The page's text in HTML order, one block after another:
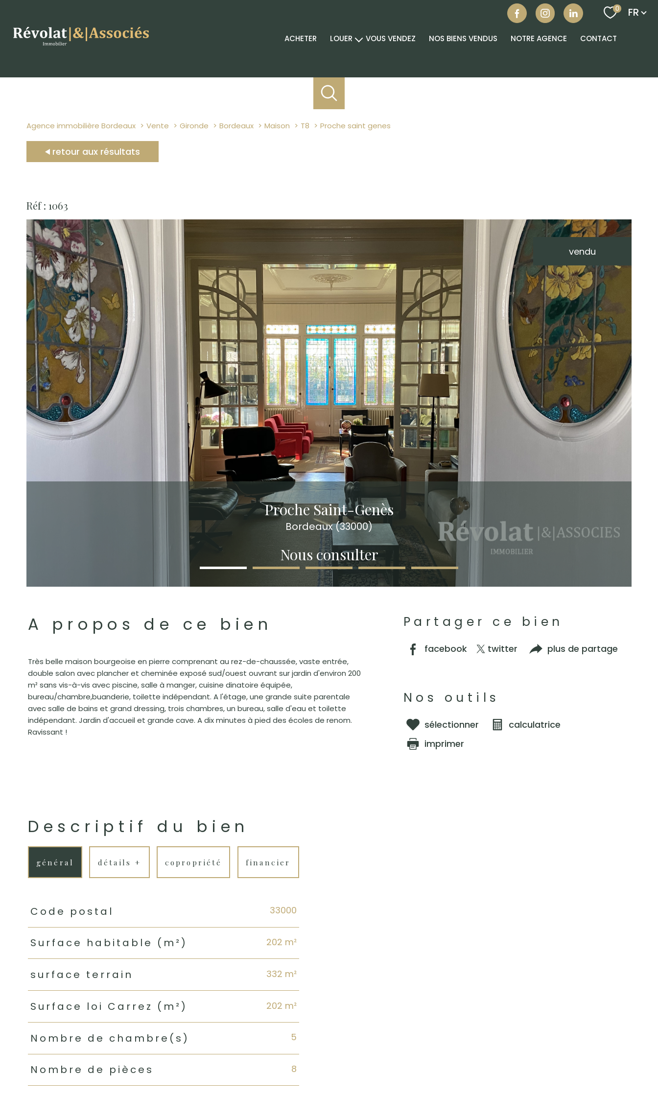
0 FR
ACHETER LOUER VOUS VENDEZ NOS BIENS VENDUS NOTRE AGENCE CONTACT
Agence immobilière Bordeaux Vente Gironde Bordeaux Maison T8 proche saint genes
retour aux résultats
Réf : 1063
vendu
Proche Saint-Genès
Bordeaux (33000)
Nous consulter
A propos de ce bien
Très belle maison bourgeoise en pierre comprenant au rez-de-chaussée, vaste entrée,
double salon avec plancher et cheminée exposé sud/ouest ouvrant sur jardin d'environ 200
m² sans vis-à-vis avec piscine, salle à manger, cuisine dinatoire équipée,
bureau/chambre,buanderie, toilette indépendant. A l'étage, une grande suite parentale
avec salle de bains et grand dressing, trois chambres, un bureau, salle d'eau et toilette
indépendant. Jardin d'accueil et grande cave. A dix minutes à pied des écoles de renom.
Ravissant !
Partager ce bien
facebook twitter plus de partage
Nos outils
sélectionner
calculatrice
imprimer
Descriptif du bien
général détails + copropriété financier
TRAD_PAMPERO_Caracteristique
Code postal 33000
Surface habitable (m²) 202 m²
surface terrain 332 m²
Surface loi Carrez (m²) 202 m²
Nombre de chambre(s) 5
Nombre de pièces 8